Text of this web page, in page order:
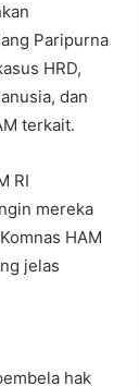
Paripurna
HRD,
dan
terkait.
RI
mereka
HAM
jelas
hak